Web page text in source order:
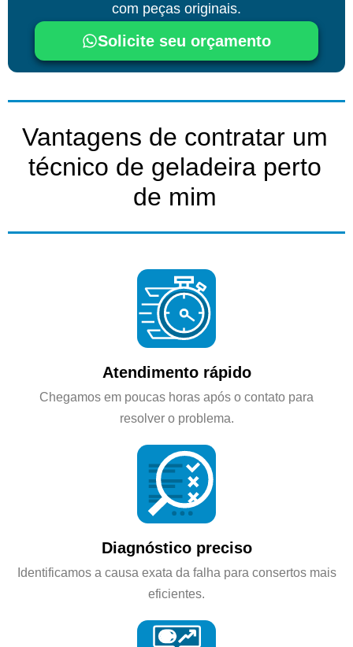
com peças originais.
Solicite seu orçamento
Vantagens de contratar um
técnico de geladeira perto
de mim
Atendimento rápido
Chegamos em poucas horas após o contato para
resolver o problema.
Diagnóstico preciso
Identificamos a causa exata da falha para consertos mais
eficientes.